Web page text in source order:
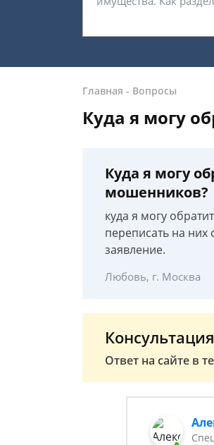
Главная - Вопросы
Куда я могу
Куда я могу
мошенников?
куда я могу
переписать на
заявление.
Любовь, г. Москва
Ответ на сайте в